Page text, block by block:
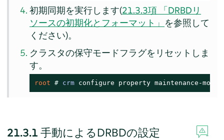
初期同期を実行します(21.3.3項 「DRBDリ
ソースの初期化とフォーマット」 を参照して
ください)。
クラスタの保守モードフラグをリセットしま
す。
root # crm configure property maintenance-
21.3.1 手動によるDRBDの設定